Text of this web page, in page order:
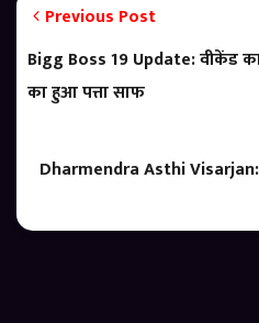
Previous Post
Bigg Boss 19 Update: वीकेंड
का हुआ पत्ता साफ
Dharmendra Asthi Visarjan: